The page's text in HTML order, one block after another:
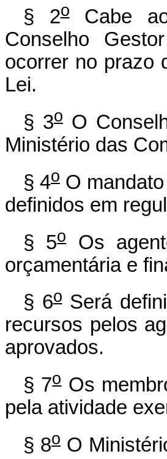
§ 2oCabe ao
Conselho
ocorrer no prazo
Lei.
§ 3o O
Ministério das
§ 4o O
definidos em
§ 5oOs
orçamentária e
§ 6oSerá
recursos pelos
aprovados.
§ 7oOs
pela atividade
§ 8oO